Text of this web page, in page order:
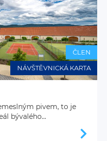
NÁVŠTĚVNICKÁ KARTA
ČLEN
pivem, to je
bývalého...